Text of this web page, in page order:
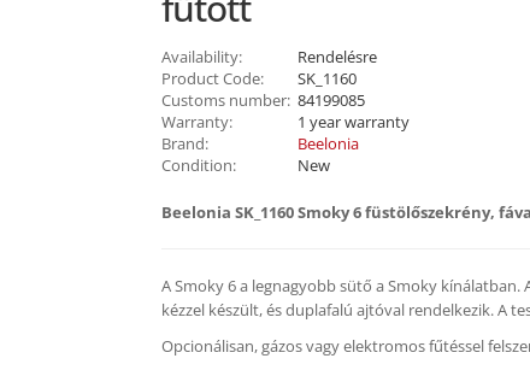
Availability:
Rendelésre
Product Code:
SK_1160
Customs number: 84199085
Warranty:
1 year warranty
Brand:
Beelonia
Condition:
New
Beelonia SK_1160 Smoky 6 füstölőszekrény,
A Smoky 6 a legnagyobb sütő a Smoky
kézzel készült, és duplafalú ajtóval rendelkezik. A
Opcionálisan, gázos vagy elektromos fűtéssel